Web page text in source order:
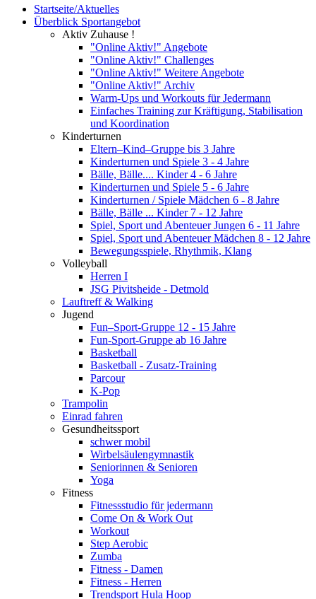
Startseite/Aktuelles
Überblick Sportangebot
Aktiv Zuhause !
"Online Aktiv!" Angebote
"Online Aktiv!" Challenges
"Online Aktiv!" Weitere Angebote
"Online Aktiv!" Archiv
Warm-Ups und Workouts für Jedermann
Einfaches Training zur Kräftigung, Stabilisation
und Koordination
Kinderturnen
Eltern–Kind–Gruppe bis 3 Jahre
Kinderturnen und Spiele 3 - 4 Jahre
Bälle, Bälle.... Kinder 4 - 6 Jahre
Kinderturnen und Spiele 5 - 6 Jahre
Kinderturnen / Spiele Mädchen 6 - 8 Jahre
Bälle, Bälle ... Kinder 7 - 12 Jahre
Spiel, Sport und Abenteuer Jungen 6 - 11 Jahre
Spiel, Sport und Abenteuer Mädchen 8 - 12 Jahre
Bewegungsspiele, Rhythmik, Klang
Volleyball
Herren I
JSG Pivitsheide - Detmold
Lauftreff & Walking
Jugend
Fun–Sport-Gruppe 12 - 15 Jahre
Fun-Sport-Gruppe ab 16 Jahre
Basketball
Basketball - Zusatz-Training
Parcour
K-Pop
Trampolin
Einrad fahren
Gesundheitssport
schwer mobil
Wirbelsäulengymnastik
Seniorinnen & Senioren
Yoga
Fitness
Fitnessstudio für jedermann
Come On & Work Out
Workout
Step Aerobic
Zumba
Fitness - Damen
Fitness - Herren
Trendsport Hula Hoop